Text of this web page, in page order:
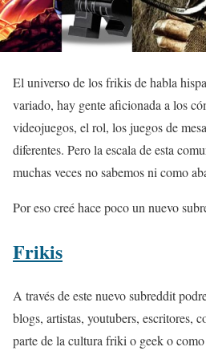
El universo de los frikis de habla
variado, hay gente aficionada a los
videojuegos, el rol, los juegos de
diferentes. Pero la escala de esta
muchas veces no sabemos ni como
Por eso creé hace poco un nuevo
Frikis
A través de este nuevo subreddit
blogs, artistas, youtubers, escritores,
parte de la cultura friki o geek o